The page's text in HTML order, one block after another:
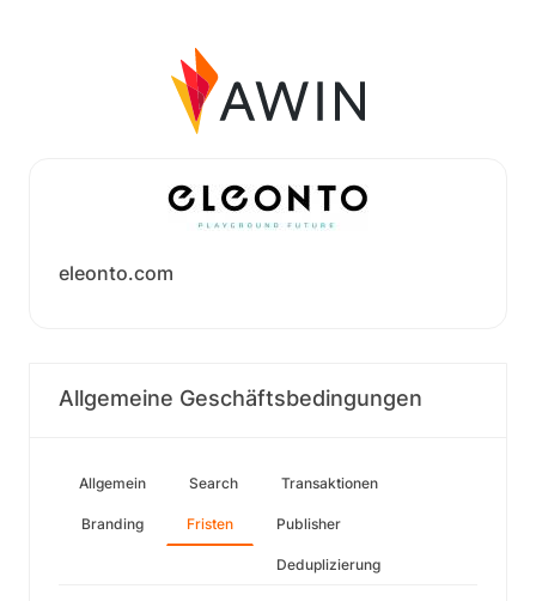
eleonto.com
Allgemeine Geschäftsbedingungen
Allgemein Search Transaktionen
Branding Fristen Publisher
Deduplizierung